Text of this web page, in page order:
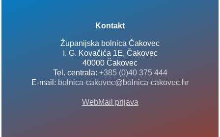
Kontakt
Županijska bolnica Čakovec
I. G. Kovačića 1E, Čakovec
40000 Čakovec
Tel. centrala: +385 (0)40 375 444
E-mail: bolnica-cakovec@bolnica-cakovec.hr
WebMail prijava